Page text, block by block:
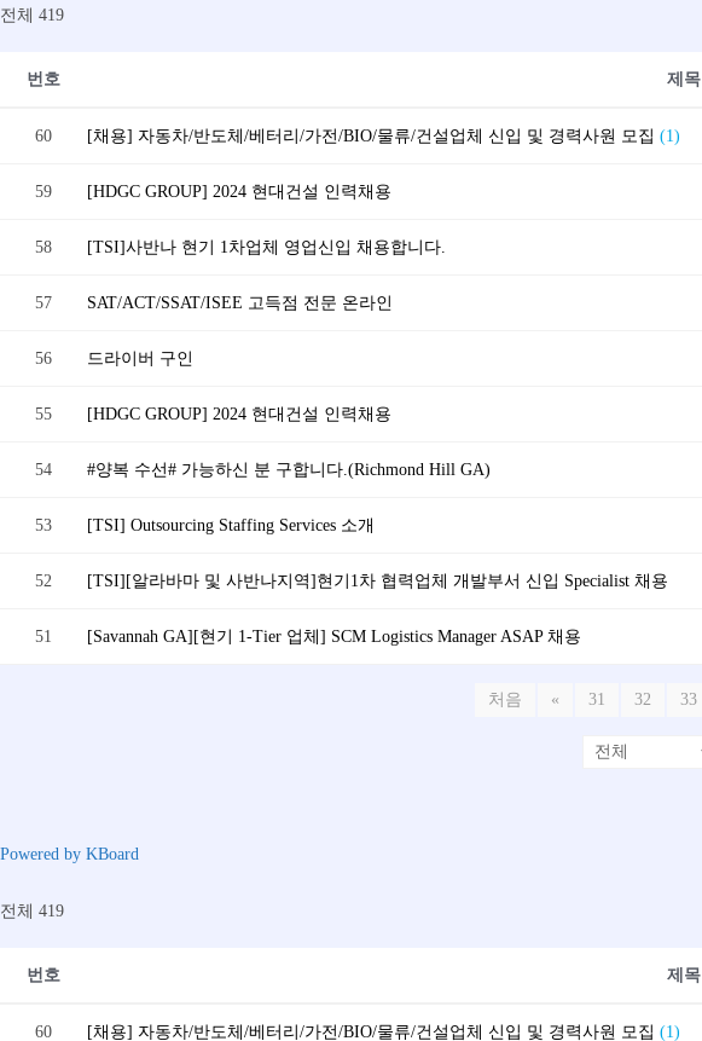
전체 419
번호 제목
60 [채용] 자동차/반도체/베터리/가전/BIO/물류/건설업체 신입 및 경력사원 모집 (1)
59 [HDGC GROUP] 2024 현대건설 인력채용
58 [TSI]사반나 현기 1차업체 영업신입 채용합니다.
57 SAT/ACT/SSAT/ISEE 고득점 전문 온라인
56 드라이버 구인
55 [HDGC GROUP] 2024 현대건설 인력채용
54 #양복 수선# 가능하신 분 구합니다.(Richmond Hill GA)
53 [TSI] Outsourcing Staffing Services 소개
52 [TSI][알라바마 및 사반나지역]현기1차 협력업체 개발부서 신입 Specialist 채용
51 [Savannah GA][현기 1-Tier 업체] SCM Logistics Manager ASAP 채용
처음 « 31 32 33
Powered by KBoard
전체 419
번호 제목
60 [채용] 자동차/반도체/베터리/가전/BIO/물류/건설업체 신입 및 경력사원 모집 (1)